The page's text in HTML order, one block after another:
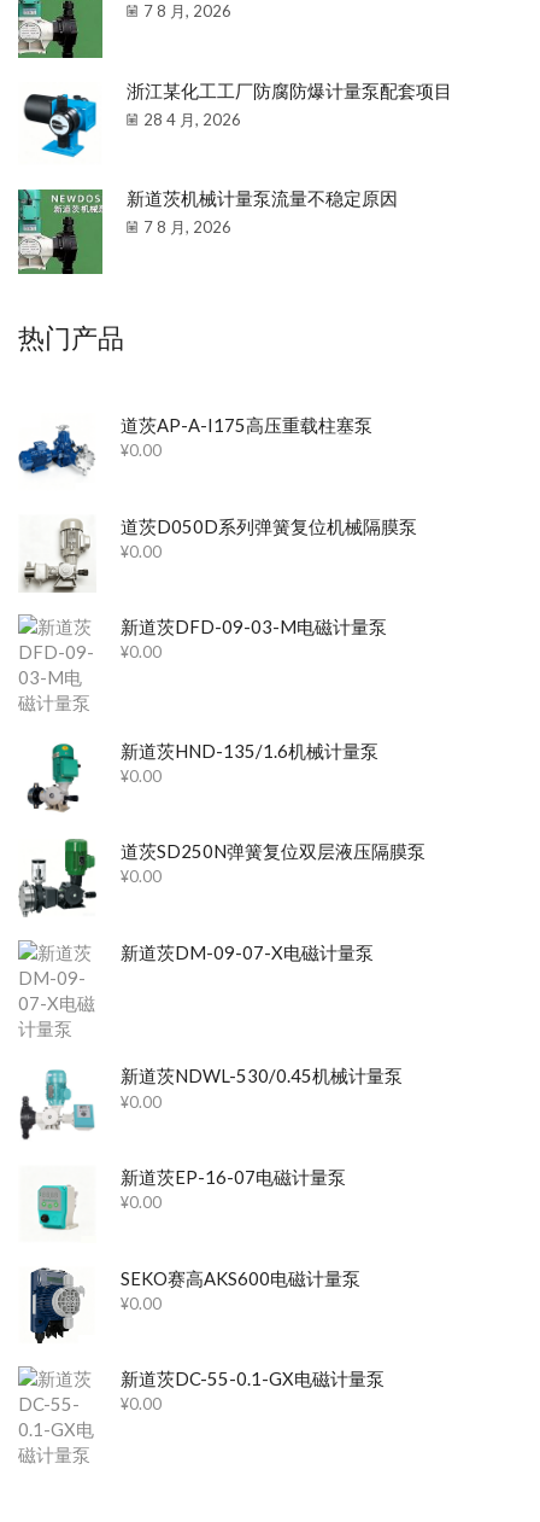
7 8 月, 2026
浙江某化工工厂防腐防爆计量泵配套项目
28 4 月, 2026
新道茨机械计量泵流量不稳定原因
7 8 月, 2026
热门产品
道茨AP-A-I175高压重载柱塞泵
¥0.00
道茨D050D系列弹簧复位机械隔膜泵
¥0.00
新道茨DFD-09-03-M电磁计量泵
¥0.00
新道茨HND-135/1.6机械计量泵
¥0.00
道茨SD250N弹簧复位双层液压隔膜泵
¥0.00
新道茨DM-09-07-X电磁计量泵
新道茨NDWL-530/0.45机械计量泵
¥0.00
新道茨EP-16-07电磁计量泵
¥0.00
SEKO赛高AKS600电磁计量泵
¥0.00
新道茨DC-55-0.1-GX电磁计量泵
¥0.00